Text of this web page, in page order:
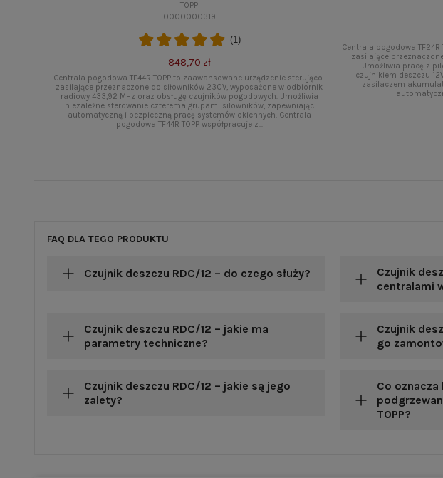
TOPP
0000000319
(1)
848,70 zł
Centrala pogodowa TF44R TOPP to zaawansowane urządzenie sterująco-
zasilające przeznaczone do siłowników 230V, wyposażone w odbiornik
radiowy 433,92 MHz oraz obsługę czujników pogodowych. Umożliwia
niezależne sterowanie czterema grupami siłowników, zapewniając
automatyczną i bezpieczną pracę systemów okiennych. Centrala
pogodowa TF44R TOPP współpracuje z...
Centrala pogodowa
zasilające
Umożliwia pracę z
czujnikiem deszczu
zasilaczem
FAQ DLA TEGO PRODUKTU
Czujnik deszczu RDC/12 – do czego służy?
Czujnik
centralami
Czujnik deszczu RDC/12 – jakie ma
parametry techniczne?
Czujnik
go
Czujnik deszczu RDC/12 – jakie są jego
zalety?
Co
TOPP?